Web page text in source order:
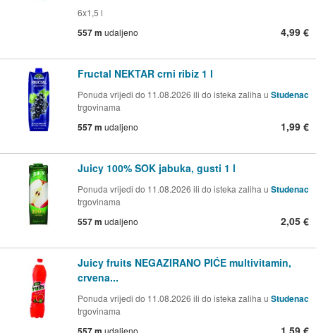
6x1,5 l
557 m udaljeno 4,99 €
Fructal NEKTAR crni ribiz 1 l
Ponuda vrijedi do 11.08.2026 ili do isteka zaliha u Studenac
trgovinama
557 m udaljeno 1,99 €
Juicy 100% SOK jabuka, gusti 1 l
Ponuda vrijedi do 11.08.2026 ili do isteka zaliha u Studenac
trgovinama
557 m udaljeno 2,05 €
Juicy fruits NEGAZIRANO PIĆE multivitamin,
crvena...
Ponuda vrijedi do 11.08.2026 ili do isteka zaliha u Studenac
trgovinama